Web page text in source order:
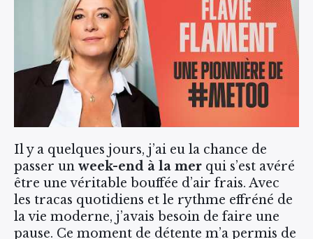
Il y a quelques jours, j’ai eu la chance de
passer un week-end à la mer qui s’est avéré
être une véritable bouffée d’air frais. Avec
les tracas quotidiens et le rythme effréné de
la vie moderne, j’avais besoin de faire une
pause. Ce moment de détente m’a permis de